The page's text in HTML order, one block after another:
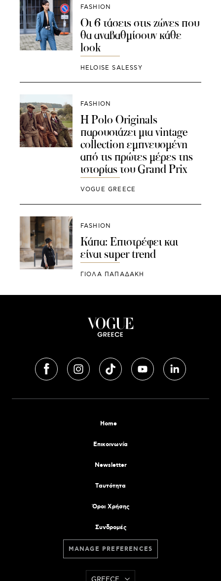
FASHION
Οι 6 τάσεις στις ζώνες που
θα αναβαθμίσουν κάθε
look
HELOISE SALESSY
FASHION
Η Polo Originals
παρουσιάζει μια vintage
collection εμπνευσμένη
από τις πρώτες μέρες της
ιστορίας του Grand Prix
VOGUE GREECE
FASHION
Κάπα: Επιστρέφει και
είναι super trend
ΓΙΌΛΑ ΠΑΠΑΔΆΚΗ
Home
Επικοινωνία
Newsletter
Tαυτότητα
Όροι Χρήσης
Συνδρομές
MANAGE PREFERENCES
GREECE